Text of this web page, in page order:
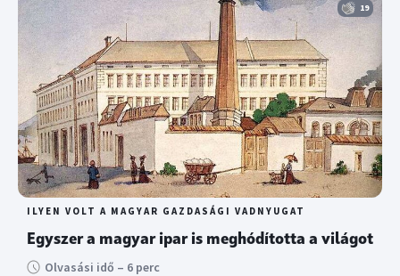
19
ILYEN VOLT A MAGYAR GAZDASÁGI VADNYUGAT
Egyszer a magyar ipar is meghódította a világot
Olvasási idő – 6 perc